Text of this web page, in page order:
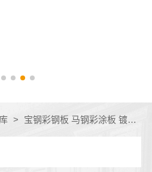
> 宝钢彩钢板 马钢彩涂板 镀铝锌卷板 氟碳彩钢板 烨辉彩涂卷 锌铝镁卷 光伏支架